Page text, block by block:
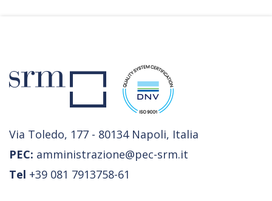
Via Toledo, 177 - 80134 Napoli, Italia
PEC: amministrazione@pec-srm.it
Tel +39 081 7913758-61